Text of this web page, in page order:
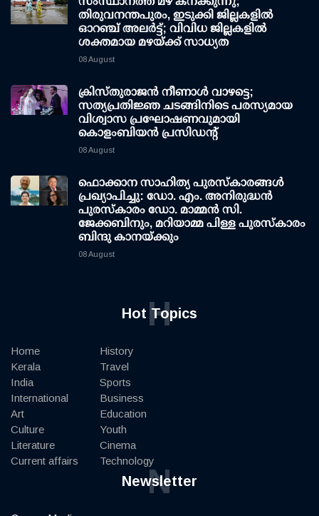
തിരുവനന്തപുരം, ഇടുക്കി ജില്ലകളിൽ
ഓറഞ്ച് അലർട്ട്; വിവിധ ജില്ലകളിൽ
ശക്തമായ മഴയ്ക്ക് സാധ്യത
08 August
ക്രിസ്തുരാജൻ നീണാൾ വാഴട്ടെ;
സത്യപ്രതിജ്ഞ ചടങ്ങിനിടെ പരസ്യമായ
വിശ്വാസ പ്രഘോഷണവുമായി
കൊളംബിയൻ പ്രസിഡന്റ്
08 August
ഫൊക്കാന സാഹിത്യ പുരസ്‌കാരങ്ങള്‍
പ്രഖ്യാപിച്ചു: ഡോ. എം. അനിരുദ്ധന്‍
പുരസ്‌കാരം ഡോ. മാമ്മന്‍ സി.
ജേക്കബിനും, മറിയാമ്മ പിള്ള പുരസ്‌കാരം
ബിന്ദു കാനയ്ക്കും
08 August
Hot Topics
H
Home
Kerala
India
International
Art
Culture
Literature
Current affairs
History
Travel
Sports
Business
Education
Youth
Cinema
Technology
Newsletter
N